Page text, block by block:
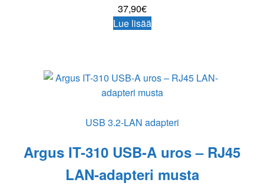
37,90€
Lue lisää
USB 3.2-LAN adapteri
Argus IT-310 USB-A uros – RJ45
LAN-adapteri musta